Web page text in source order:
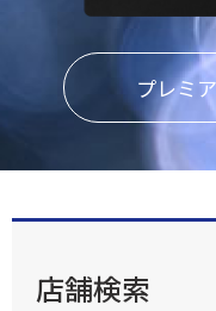
プレミ
店舗検索